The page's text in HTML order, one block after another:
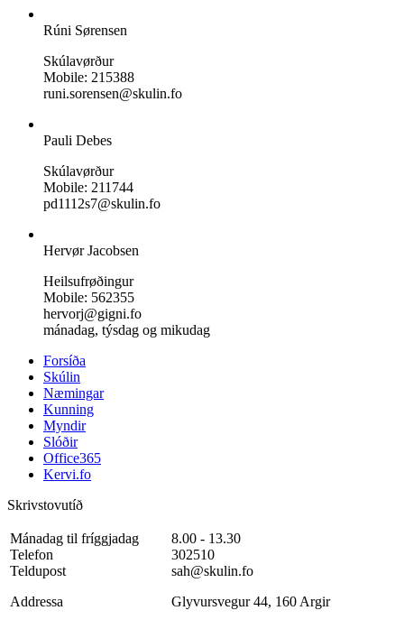
Rúni Sørensen
Skúlavørður
Mobile: 215388
runi.sorensen@skulin.fo
Pauli Debes
Skúlavørður
Mobile: 211744
pd1112s7@skulin.fo
Hervør Jacobsen
Heilsufrøðingur
Mobile: 562355
hervorj@gigni.fo
mánadag, týsdag og mikudag
Forsíða
Skúlin
Næmingar
Kunning
Myndir
Slóðir
Office365
Kervi.fo
Skrivstovutíð
Mánadag til fríggjadag
Telefon
Teldupost
Addressa
8.00 - 13.30
302510
sah@skulin.fo
Glyvursvegur 44, 160 Argir